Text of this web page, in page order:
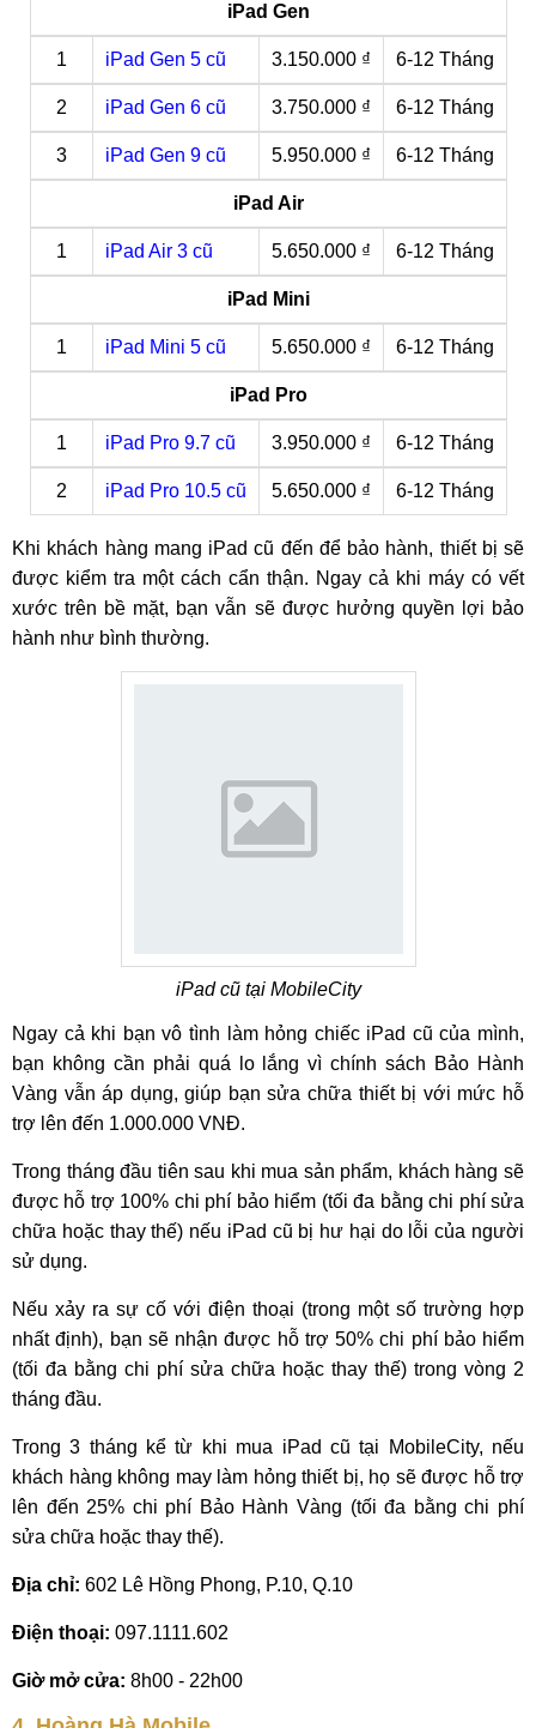
iPad Gen
1 iPad Gen 5 cũ 3.150.000 ₫ 6-12 Tháng
2 iPad Gen 6 cũ 3.750.000 ₫ 6-12 Tháng
3 iPad Gen 9 cũ 5.950.000 ₫ 6-12 Tháng
iPad Air
1 iPad Air 3 cũ 5.650.000 ₫ 6-12 Tháng
iPad Mini
1 iPad Mini 5 cũ 5.650.000 ₫ 6-12 Tháng
iPad Pro
1 iPad Pro 9.7 cũ 3.950.000 ₫ 6-12 Tháng
2 iPad Pro 10.5 cũ 5.650.000 ₫ 6-12 Tháng
Khi khách hàng mang iPad cũ đến để bảo hành, thiết bị sẽ
được kiểm tra một cách cẩn thận. Ngay cả khi máy có vết
xước trên bề mặt, bạn vẫn sẽ được hưởng quyền lợi bảo
hành như bình thường.
iPad cũ tại MobileCity
Ngay cả khi bạn vô tình làm hỏng chiếc iPad cũ của mình,
bạn không cần phải quá lo lắng vì chính sách Bảo Hành
Vàng vẫn áp dụng, giúp bạn sửa chữa thiết bị với mức hỗ
trợ lên đến 1.000.000 VNĐ.
Trong tháng đầu tiên sau khi mua sản phẩm, khách hàng sẽ
được hỗ trợ 100% chi phí bảo hiểm (tối đa bằng chi phí sửa
chữa hoặc thay thế) nếu iPad cũ bị hư hại do lỗi của người
sử dụng.
Nếu xảy ra sự cố với điện thoại (trong một số trường hợp
nhất định), bạn sẽ nhận được hỗ trợ 50% chi phí bảo hiểm
(tối đa bằng chi phí sửa chữa hoặc thay thế) trong vòng 2
tháng đầu.
Trong 3 tháng kể từ khi mua iPad cũ tại MobileCity, nếu
khách hàng không may làm hỏng thiết bị, họ sẽ được hỗ trợ
lên đến 25% chi phí Bảo Hành Vàng (tối đa bằng chi phí
sửa chữa hoặc thay thế).
Địa chỉ: 602 Lê Hồng Phong, P.10, Q.10
Điện thoại: 097.1111.602
Giờ mở cửa: 8h00 - 22h00